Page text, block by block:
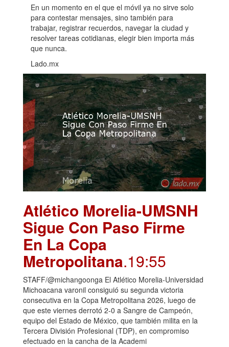
En un momento en el que el móvil ya no sirve solo
para contestar mensajes, sino también para
trabajar, registrar recuerdos, navegar la ciudad y
resolver tareas cotidianas, elegir bien importa más
que nunca.
Lado.mx
Atlético Morelia-UMSNH
Sigue Con Paso Firme
En La Copa
Metropolitana.19:55
STAFF/@michangoonga El Atlético Morelia-Universidad
Michoacana varonil consiguió su segunda victoria
consecutiva en la Copa Metropolitana 2026, luego de
que este viernes derrotó 2-0 a Sangre de Campeón,
equipo del Estado de México, que también milita en la
Tercera División Profesional (TDP), en compromiso
efectuado en la cancha de la Academi